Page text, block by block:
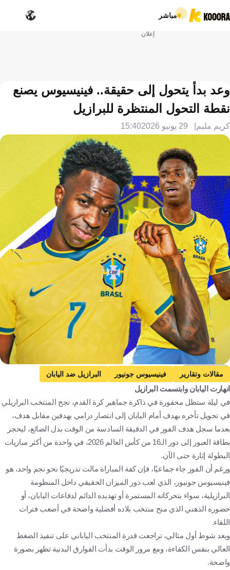
مباشر
إعلان
وعد بدأ يتحول إلى حقيقة.. فينيسيوس يصنع
نقطة التحول المنتظرة للبرازيل
كريم مليم 29 يونيو 2026 15:40
Getty Images
مقالات وتقارير فينيسيوس جونيور
البرازيل ضد اليابان
البرازيل
اليابان
الولايات المتحدة
مصر المغرب الجزائر كرة قدم
انهارت اليابان وابتسمت البرازيل
في ليلة ستظل محفورة في ذاكرة جماهير كرة القدم، نجح المنتخب البرازيلي
في تحويل تأخره بهدف أمام اليابان إلى انتصار درامي بهدفين مقابل هدف،
بعدما سجل هدف الفوز في الدقيقة السادسة من الوقت بدل الضائع، ليحجز
بطاقة العبور إلى دور الـ16 من كأس العالم 2026، في واحدة من أكثر مباريات
البطولة إثارة حتى الآن.
ورغم أن الفوز جاء جماعيًا، فإن كفة المباراة مالت تدريجيًا نحو نجم واحد، هو
فينيسيوس جونيور، الذي لعب دور الميزان الحقيقي داخل المنظومة
البرازيلية، سواء بتحركاته المستمرة أو تهديده الدائم لدفاعات اليابان، أو
حضوره الذهني الذي منح منتخب بلاده أفضلية واضحة في أصعب فترات
اللقاء.
وبعد شوط أول مثالي، تراجعت قدرة المنتخب الياباني على تنفيذ الضغط
العالي بنفس الكفاءة، ومع مرور الوقت بدأت الفوارق البدنية تظهر بصورة
واضحة.